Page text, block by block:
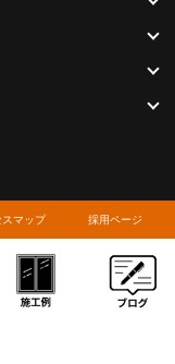
スマップ 採用ページ